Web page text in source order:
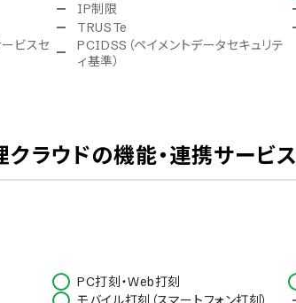
IP制限
TRUSTe
ビスセ
PCIDSS（ペイメントデータセキュリテ
ィ基準）
スマホアプリ（Android）対応
ラウドの機能・連携サービス
PC打刻・Web打刻